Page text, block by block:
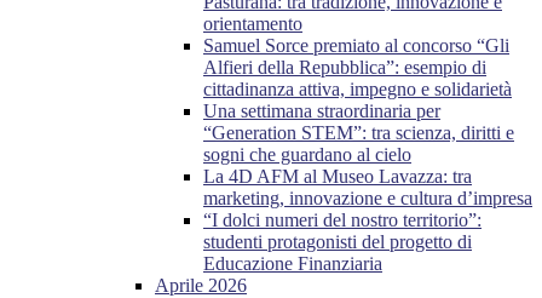
orientamento
Samuel Sorce premiato al concorso “Gli
Alfieri della Repubblica”: esempio di
cittadinanza attiva, impegno e solidarietà
Una settimana straordinaria per
“Generation STEM”: tra scienza, diritti e
sogni che guardano al cielo
La 4D AFM al Museo Lavazza: tra
marketing, innovazione e cultura d’impresa
“I dolci numeri del nostro territorio”:
studenti protagonisti del progetto di
Educazione Finanziaria
Aprile 2026